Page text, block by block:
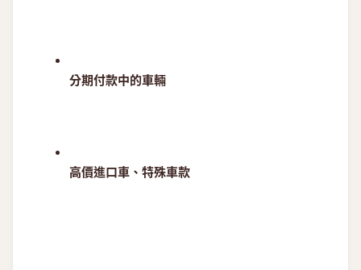
分期付款中的車輛
高價進口車、特殊車款